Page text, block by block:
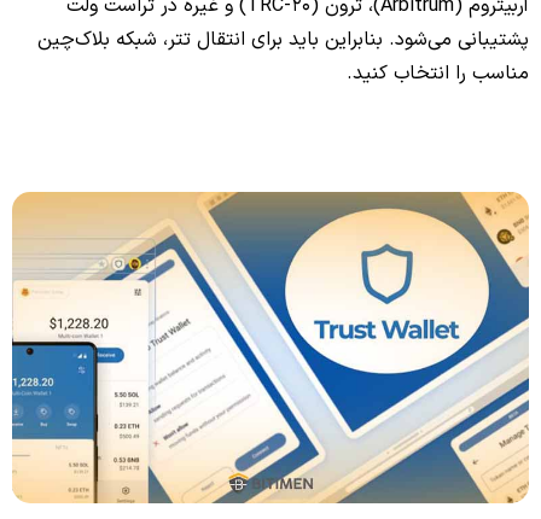
پشتیبانی می‌شود. بنابراین باید برای انتقال تتر، شبکه بلاک‌چین
مناسب را انتخاب کنید.